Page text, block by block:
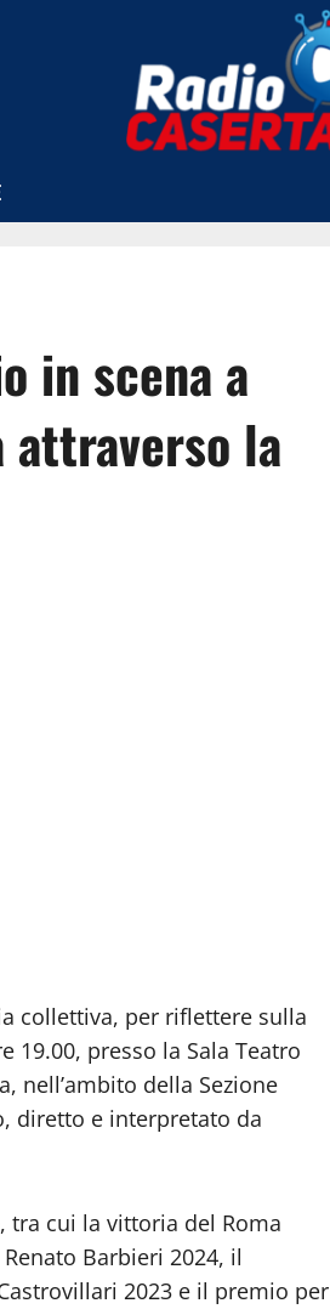
in scena a
attraverso la
collettiva, per riflettere sulla
19.00, presso la Sala Teatro
nell’ambito della Sezione
diretto e interpretato da
tra cui la vittoria del Roma
Barbieri 2024, il
2023 e il premio per